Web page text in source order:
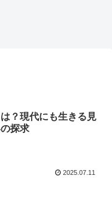
？現代にも生きる見
探求
2025.07.11